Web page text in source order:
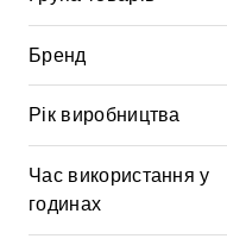
Бренд
Рік виробництва
Час використання у
годинах